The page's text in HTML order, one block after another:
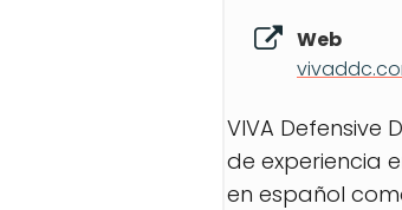
Web
VIVA
de experiencia
en español